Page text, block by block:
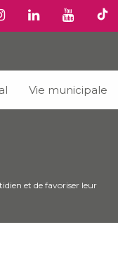
Vie municipale
et de favoriser leur